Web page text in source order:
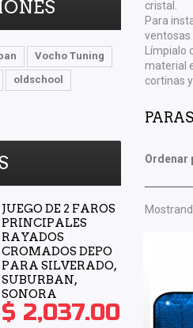
Vocho Tuning
oldschool
JUEGO DE 2 FAROS
PRINCIPALES
RAYADOS
CROMADOS DEPO
PARA SILVERADO,
SUBURBAN,
SONORA
$ 2,037.00
cristal.
Para
ventosas
material
cortinas
Ordenar